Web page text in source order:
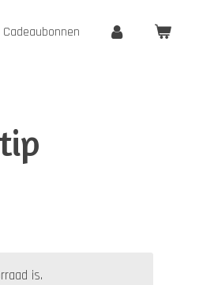
Cadeaubonnen
is.